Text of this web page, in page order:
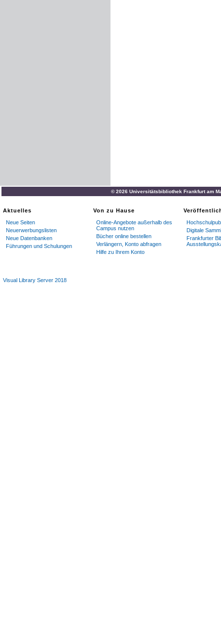
© 2026 Universitätsbibliothek Frankfurt am
Aktuelles
Neue Seiten
Neuerwerbungslisten
Neue Datenbanken
Führungen und Schulungen
Von zu Hause
Online-Angebote außerhalb des
Campus nutzen
Bücher online bestellen
Verlängern, Konto abfragen
Hilfe zu Ihrem Konto
Digitale
Frankfurter
Visual Library Server 2018